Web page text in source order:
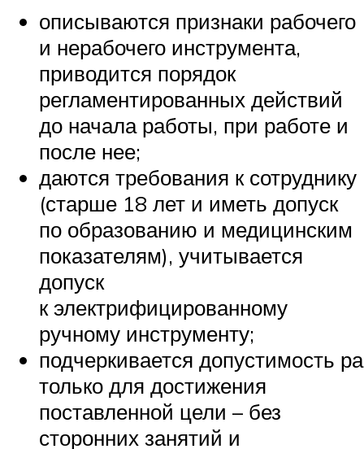
описываются признаки рабочего
и нерабочего инструмента,
приводится порядок
регламентированных действий
до начала работы, при работе и
после нее;
даются требования к сотруднику
(старше 18 лет и иметь допуск
по образованию и медицинским
показателям), учитывается
допуск
к электрифицированному
ручному инструменту;
подчеркивается допустимость
только для достижения
поставленной цели – без
сторонних занятий и